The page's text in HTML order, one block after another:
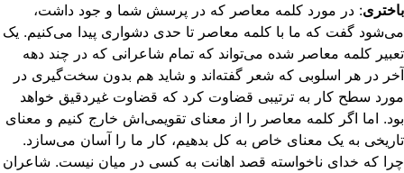
: در مورد کلمه معاصر که در پرسش شما و جود داشت،
گفت که ما با کلمه معاصر تا حدی دشواری پیدا می‌کنیم. یک
کلمه معاصر شده می‌تواند که تمام شاعرانی که در چند دهه
در هر اسلوبی که شعر گفته‌اند و شاید هم بدون سخت‌گیری در
سطح کار به ترتیبی قضاوت کرد که قضاوت غیردقیق خواهد
اما اگر کلمه معاصر را از معنای تقویمی‌اش خارج کنیم و معنای
به یک معنای خاص به کل بدهیم، کار ما را آسان می‌سازد.
که خدای ناخواسته قصد اهانت به کسی در میان نیست. شاعران